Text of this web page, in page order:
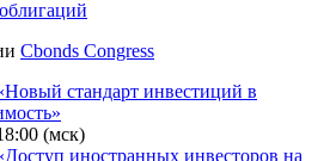
Cbonds Congress